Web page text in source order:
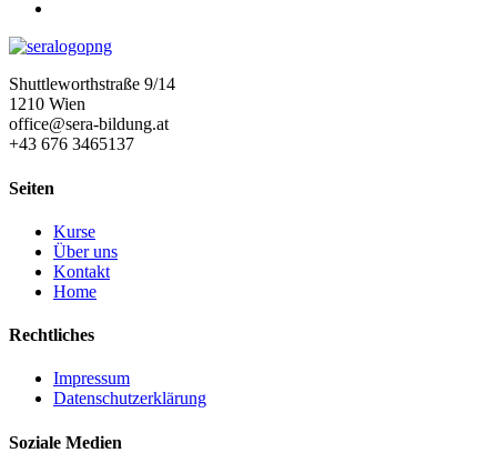
Shuttleworthstraße 9/14
1210 Wien
office@sera-bildung.at
+43 676 3465137
Seiten
Kurse
Über uns
Kontakt
Home
Rechtliches
Impressum
Datenschutzerklärung
Soziale Medien